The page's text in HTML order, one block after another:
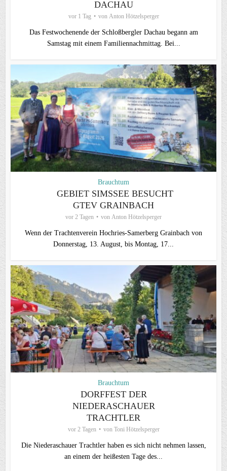
ACHAU
vor 1 Tag von Anton Hötzelsperger
Das Festwochenende der Schloßbergler Dachau begann am
Samstag mit einem Familiennachmittag. Bei...
Brauchtum
GEBIET SIMSSEE BESUCHT
GTEV GRAINBACH
vor 2 Tagen von Anton Hötzelsperger
Wenn der Trachtenverein Hochries-Samerberg Grainbach von
Donnerstag, 13. August, bis Montag, 17...
Brauchtum
DORFFEST DER
NIEDERASCHAUER
TRACHTLER
vor 2 Tagen von Toni Hötzelsperger
Die Niederaschauer Trachtler haben es sich nicht nehmen lassen,
an einem der heißesten Tage des...